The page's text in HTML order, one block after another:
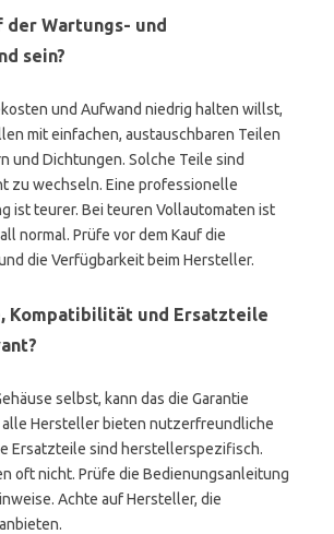
der Wartungs- und
sein?
und Aufwand niedrig halten willst,
mit einfachen, austauschbaren Teilen
und Dichtungen. Solche Teile sind
zu wechseln. Eine professionelle
ist teurer. Bei teuren Vollautomaten ist
normal. Prüfe vor dem Kauf die
die Verfügbarkeit beim Hersteller.
Kompatibilität und Ersatzteile
selbst, kann das die Garantie
alle Hersteller bieten nutzerfreundliche
Ersatzteile sind herstellerspezifisch.
oft nicht. Prüfe die Bedienungsanleitung
Achte auf Hersteller, die